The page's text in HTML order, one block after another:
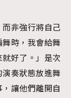
非強行將自己
時，我會給舞
好了。」是次
奏狀態放進舞
讓他們離開自